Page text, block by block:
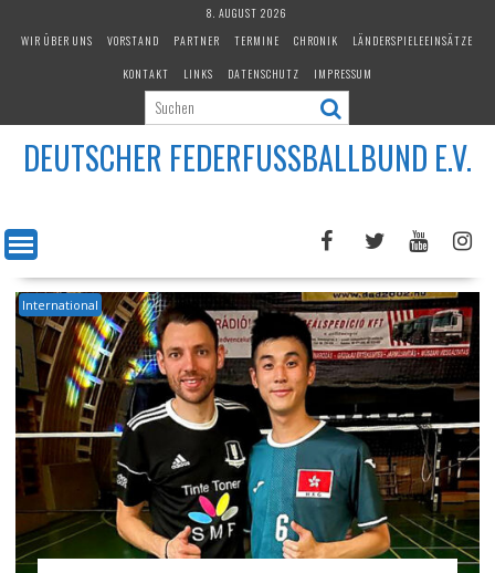
8. AUGUST 2026
WIR ÜBER UNS
VORSTAND PARTNER TERMINE CHRONIK
LÄNDERSPIELEEINSÄTZE
KONTAKT
LINKS DATENSCHUTZ IMPRESSUM
DEUTSCHER FEDERFUSSBALLBUND E.V.
International